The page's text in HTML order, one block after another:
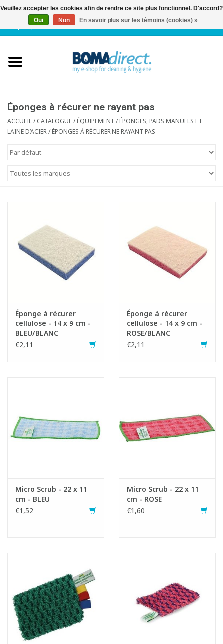
FR| 0 Articles
Service client
Blog
Éponges à récurer ne rayant pas
ACCUEIL/CATALOGUE/ÉQUIPEMENT /ÉPONGES, PADS MANUELS ET
LAINE D’ACIER/ÉPONGES À RÉCURER NE RAYANT PAS
Éponge à récurer
cellulose - 14 x 9 cm -
BLEU/BLANC
€2,11
Éponge à récurer
cellulose - 14 x 9 cm -
ROSE/BLANC
€2,11
Micro Scrub - 22 x 11
cm - BLEU
€1,52
Micro Scrub - 22 x 11
cm - ROSE
€1,60
Veuillez accepter les cookies afin de rendre ce site plus fonctionnel. D'accord?
Oui
Non En savoir plus sur les témoins (cookies) »